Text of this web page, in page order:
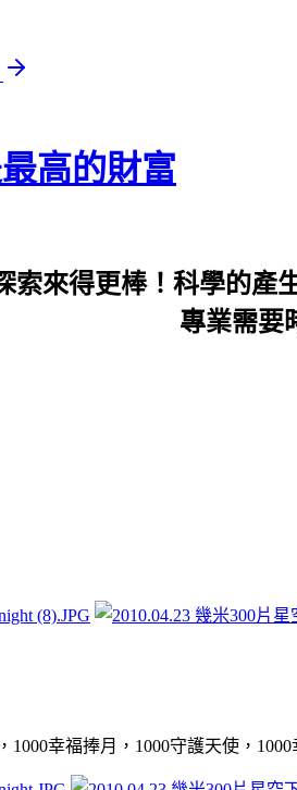
高的財富
索來得更棒！科學的產
養成，
1000幸福捧月，1000守護天使，